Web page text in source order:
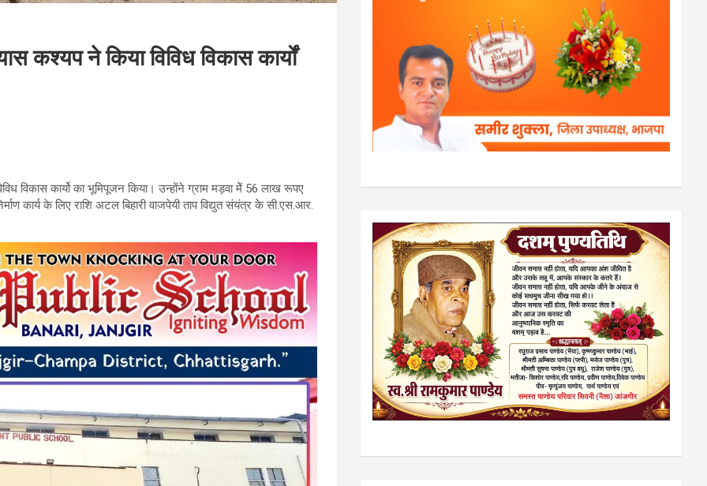
ने किया विविध विकास कार्यों
विकास कार्यो का भूमिपूजन किया। उन्होंने ग्राम मड़वा मेें 56 लाख रूपए
कार्य के लिए राशि अटल बिहारी वाजपेयी ताप विद्युत संयंत्र के सी.एस.आर.